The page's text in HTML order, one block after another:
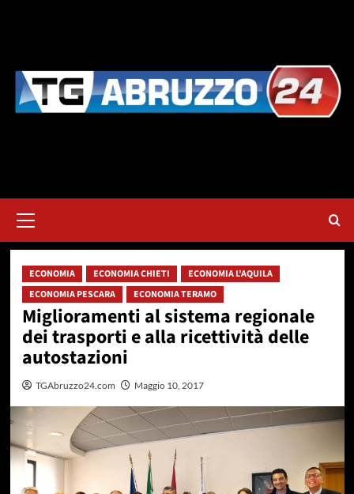
principale
ECONOMIA ECONOMIA CHIETI
ECONOMIA L'AQUILA
ECONOMIA PESCARA
ECONOMIA TERAMO
Miglioramenti al sistema regionale
dei trasporti e alla ricettività delle
autostazioni
TGAbruzzo24.com Maggio 10, 2017